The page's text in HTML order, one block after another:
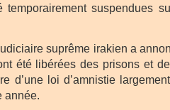
temporairement suspendues
suprême irakien a
été libérées des prisons et
d’une loi d’amnistie
année.